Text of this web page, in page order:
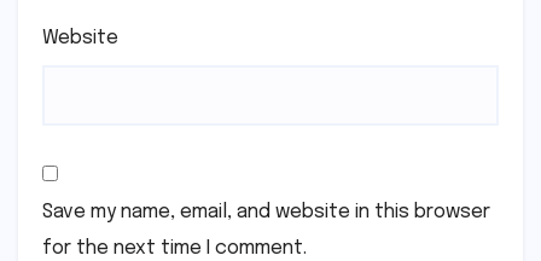
Website
Save my name, email, and website in this browser
for the next time I comment.